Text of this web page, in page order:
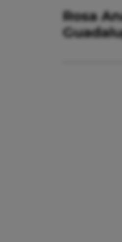
Rosa